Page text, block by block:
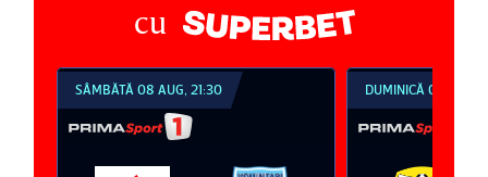
cu
SÂMBĂTĂ 08 AUG, 21:30 DUMINICĂ 09 AUG,